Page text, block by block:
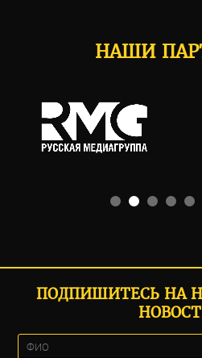
НАШИ
ПОДПИШИТЕСЬ НА